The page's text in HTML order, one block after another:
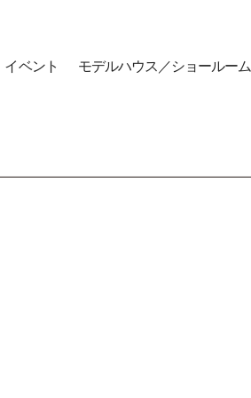
イベント モデルハウス／ショールーム